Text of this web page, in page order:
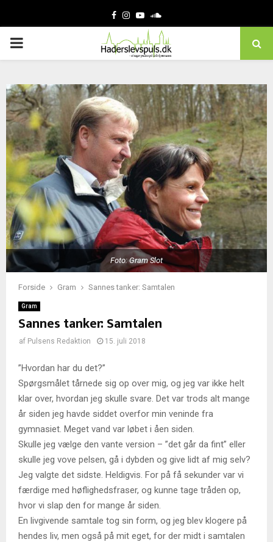
Facebook
Instagram
YoutubeSoundcloud
PRIMARY
Foto: Gram Slot
Forside Gram Sannes tanker: Samtalen
Gram
Sannes tanker: Samtalen
af Pulsens Redaktion 15. juli 2018
”Hvordan har du det?”
Spørgsmålet tårnede sig op over mig, og jeg var ikke helt
klar over, hvordan jeg skulle svare. Det var trods alt mange
år siden jeg havde siddet overfor min veninde fra
gymnasiet. Meget vand var løbet i åen siden.
Skulle jeg vælge den vante version – ”det går da fint” eller
skulle jeg vove pelsen, gå i dybden og give lidt af mig selv?
Jeg valgte det sidste. Heldigvis. For på få sekunder var vi
færdige med høflighedsfraser, og kunne tage tråden op,
hvor vi slap den for mange år siden.
En livgivende samtale tog sin form, og jeg blev klogere på
hendes liv, men også på mit eget, for der midt i samtalen